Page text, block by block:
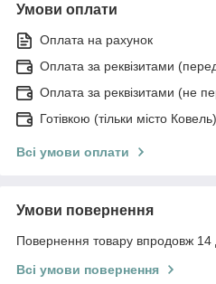
Умови оплати
Оплата на рахунок
Оплата за реквізитами
Оплата за реквізитами (не
Готівкою (тільки місто Ковель)
Всі умови оплати
Умови повернення
Повернення товару впродовж 14
Всі умови повернення